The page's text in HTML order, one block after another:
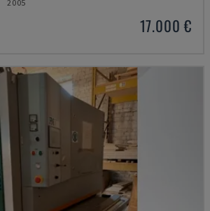
2005
17.000 €